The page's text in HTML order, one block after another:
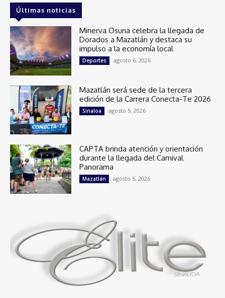
Últimas noticias
Minerva Osuna celebra la llegada de
Dorados a Mazatlán y destaca su
impulso a la economía local
Deportes agosto 6, 2026
Mazatlán será sede de la tercera
edición de la Carrera Conecta-Te 2026
Sinaloa agosto 5, 2026
CAPTA brinda atención y orientación
durante la llegada del Carnival
Panorama
Mazatlán agosto 5, 2026